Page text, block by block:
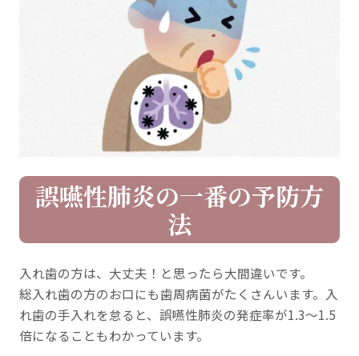
誤嚥性肺炎の一番の予防方
法
入れ歯の方は、大丈夫！と思ったら大間違いです。
総入れ歯の方のお口にも歯周病菌がたくさんいます。入
れ歯の手入れを怠ると、誤嚥性肺炎の発症率が1.3～1.5
倍になることもわかっています。